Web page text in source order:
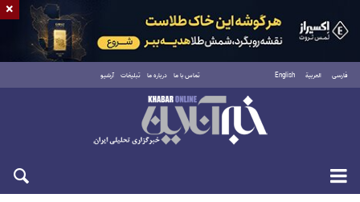
فارسی العربية English تماس با ما درباره ما تبلیغات آرشیو
پنجشنبه ۱۵ مرداد ۱۴۰۵
×